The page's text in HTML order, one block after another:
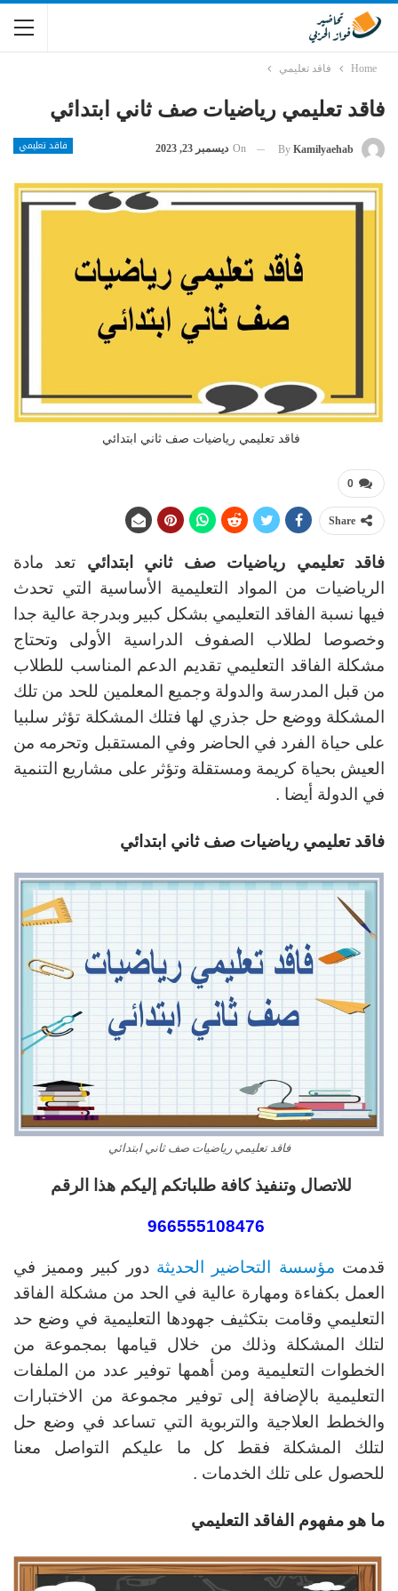
Home فاقد تعليمي
فاقد تعليمي رياضيات صف ثاني ابتدائي
فاقد تعليمي By Kamilyaehab
On ديسمبر 23, 2023
فاقد تعليمي رياضيات صف ثاني ابتدائي
0
Share
فاقد تعليمي رياضيات صف ثاني ابتدائي تعد مادة
الرياضيات من المواد التعليمية الأساسية التي تحدث
فيها نسبة الفاقد التعليمي بشكل كبير وبدرجة عالية جدا
وخصوصا لطلاب الصفوف الدراسية الأولى وتحتاج
مشكلة الفاقد التعليمي تقديم الدعم المناسب للطلاب
من قبل المدرسة والدولة وجميع المعلمين للحد من تلك
المشكلة ووضع حل جذري لها فتلك المشكلة تؤثر سلبيا
على حياة الفرد في الحاضر وفي المستقبل وتحرمه من
العيش بحياة كريمة ومستقلة وتؤثر على مشاريع التنمية
في الدولة أيضا .
فاقد تعليمي رياضيات صف ثاني ابتدائي
فاقد تعليمي رياضيات صف ثاني ابتدائي
للاتصال وتنفيذ كافة طلباتكم إليكم هذا الرقم
966555108476
قدمت مؤسسة التحاضير الحديثة دور كبير ومميز في
العمل بكفاءة ومهارة عالية في الحد من مشكلة الفاقد
التعليمي وقامت بتكثيف جهودها التعليمية في وضع حد
لتلك المشكلة وذلك من خلال قيامها بمجموعة من
الخطوات التعليمية ومن أهمها توفير عدد من الملفات
التعليمية بالإضافة إلى توفير مجموعة من الاختبارات
والخطط العلاجية والتربوية التي تساعد في وضع حل
لتلك المشكلة فقط كل ما عليكم التواصل معنا
للحصول على تلك الخدمات .
ما هو مفهوم الفاقد التعليمي